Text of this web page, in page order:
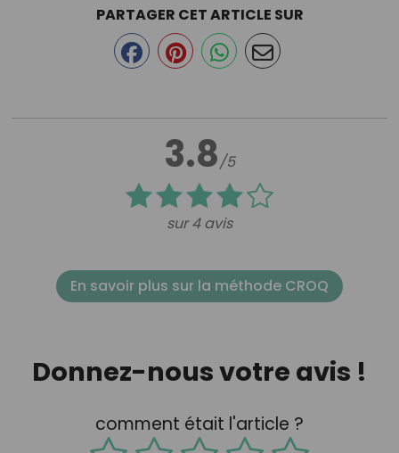
3.8/5
sur 4 avis
PARTAGER CET ARTICLE SUR
En savoir plus sur la méthode CROQ
Donnez-nous votre avis !
comment était l'article ?